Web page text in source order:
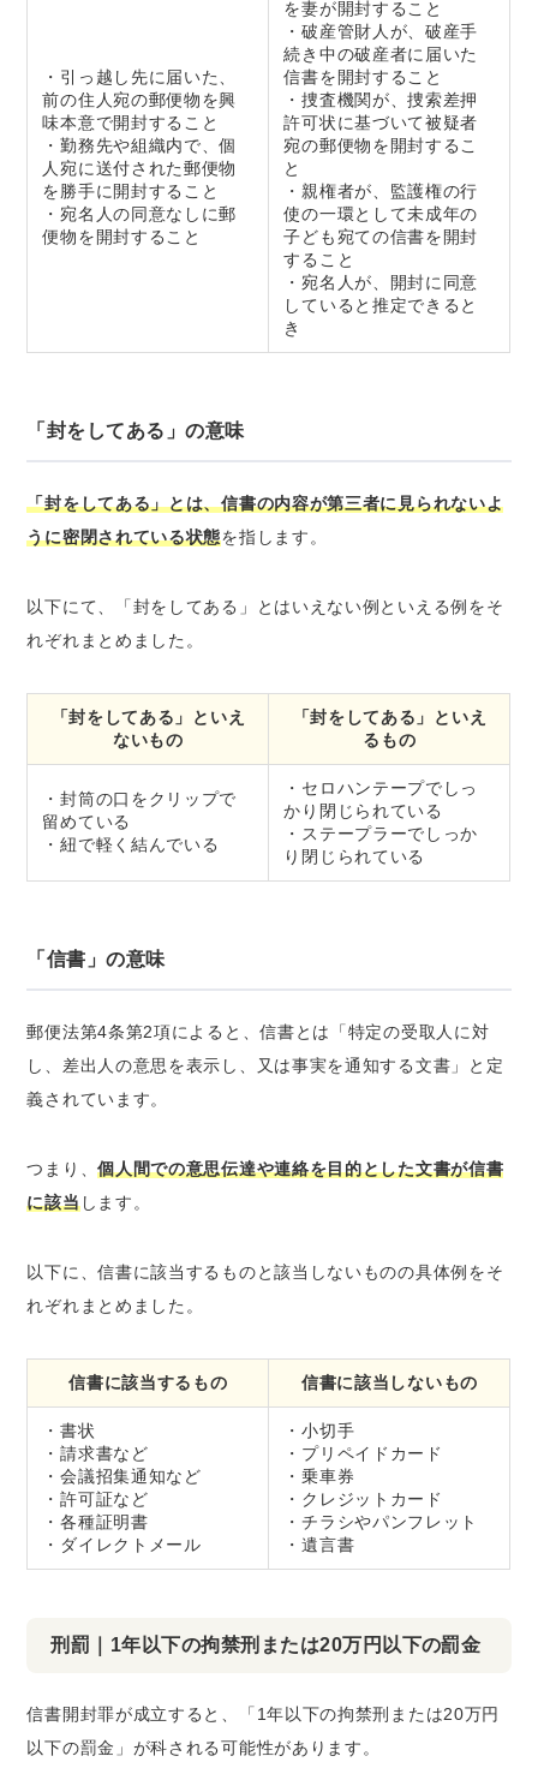
・引っ越し先に届いた、
前の住人宛の郵便物を興
味本意で開封すること
・勤務先や組織内で、個
人宛に送付された郵便物
を勝手に開封すること
・宛名人の同意なしに郵
便物を開封すること
を妻が開封すること
・破産管財人が、破産手
続き中の破産者に届いた
信書を開封すること
・捜査機関が、捜索差押
許可状に基づいて被疑者
宛の郵便物を開封するこ
と
・親権者が、監護権の行
使の一環として未成年の
子ども宛ての信書を開封
すること
・宛名人が、開封に同意
していると推定できると
き
「封をしてある」の意味
「封をしてある」とは、信書の内容が第三者に見られないよ
うに密閉されている状態を指します。
以下にて、「封をしてある」とはいえない例といえる例をそ
れぞれまとめました。
「封をしてある」といえ
ないもの
「封をしてある」といえ
るもの
・封筒の口をクリップで
留めている
・紐で軽く結んでいる
・セロハンテープでしっ
かり閉じられている
・ステープラーでしっか
り閉じられている
「信書」の意味
郵便法第4条第2項によると、信書とは「特定の受取人に対
し、差出人の意思を表示し、又は事実を通知する文書」と定
義されています。
つまり、個人間での意思伝達や連絡を目的とした文書が信書
に該当します。
以下に、信書に該当するものと該当しないものの具体例をそ
れぞれまとめました。
信書に該当するもの 信書に該当しないもの
・書状
・請求書など
・会議招集通知など
・許可証など
・各種証明書
・ダイレクトメール
・小切手
・プリペイドカード
・乗車券
・クレジットカード
・チラシやパンフレット
・遺言書
刑罰｜1年以下の拘禁刑または20万円以下の罰金
信書開封罪が成立すると、「1年以下の拘禁刑または20万円
以下の罰金」が科される可能性があります。